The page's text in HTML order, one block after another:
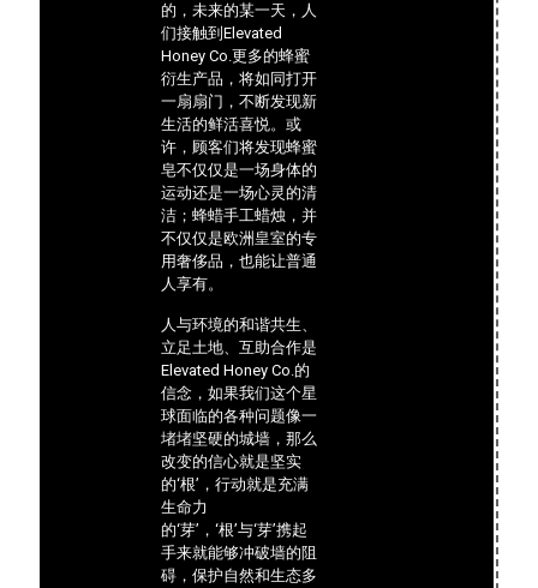
的，未来的某一天，人
们接触到Elevated
Honey Co.更多的蜂蜜
衍生产品，将如同打开
一扇扇门，不断发现新
生活的鲜活喜悦。或
许，顾客们将发现蜂蜜
皂不仅仅是一场身体的
运动还是一场心灵的清
洁；蜂蜡手工蜡烛，并
不仅仅是欧洲皇室的专
用奢侈品，也能让普通
人享有。
人与环境的和谐共生、
立足土地、互助合作是
Elevated Honey Co.的
信念，如果我们这个星
球面临的各种问题像一
堵堵坚硬的城墙，那么
改变的信心就是坚实
的‘根’，行动就是充满
生命力
的‘芽’，‘根’与‘芽’携起
手来就能够冲破墙的阻
碍，保护自然和生态多